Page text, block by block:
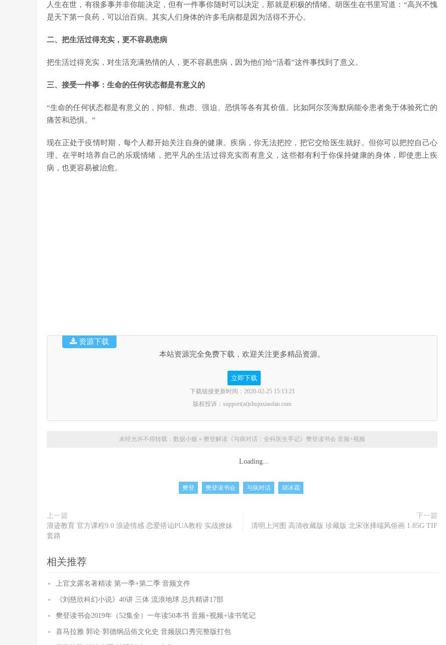
人生在世，有很多事并非你能决定，但有一件事你随时可以决定，那就是积极的情绪。胡医生在书里写道：“高兴不愧
是天下第一良药，可以治百病。其实人们身体的许多毛病都是因为活得不开心。
二、把生活过得充实，更不容易患病
把生活过得充实，对生活充满热情的人，更不容易患病，因为他们给“活着”这件事找到了意义。
三、接受一件事：生命的任何状态都是有意义的
“生命的任何状态都是有意义的，抑郁、焦虑、强迫、恐惧等各有其价值。比如阿尔茨海默病能令患者免于体验死亡的
痛苦和恐惧。”
现在正处于疫情时期，每个人都开始关注自身的健康。疾病，你无法把控，把它交给医生就好。但你可以把控自己心
理。在平时培养自己的乐观情绪，把平凡的生活过得充实而有意义，这些都有利于你保持健康的身体，即使患上疾
病，也更容易被治愈。
本站资源完全免费下载，欢迎关注更多精品资源。
立即下载
下载链接更新时间：2020-02-25 15:13:21
版权投诉：support(at)shujuxiaofan.com
资源下载
未经允许不得转载： 数据小贩 » 樊登解读《与病对话：全科医生手记》樊登读书会 音频+视频
Loading...
樊登 樊登读书会 与病对话 胡冰霜
上一篇
浪迹教育 官方课程9.0 浪迹情感 恋爱搭讪PUA教程 实战撩妹
套路
下一篇
清明上河图 高清收藏版 珍藏版 北宋张择端风俗画 1.85G TIF
相关推荐
上官文露名著精读 第一季+第二季 音频文件
《刘慈欣科幻小说》40讲 三体 流浪地球 总共精讲17部
樊登读书会2019年（52集全）一年读50本书 音频+视频+读书笔记
喜马拉雅 郭论·郭德纲品俗文化史 音频脱口秀完整版打包